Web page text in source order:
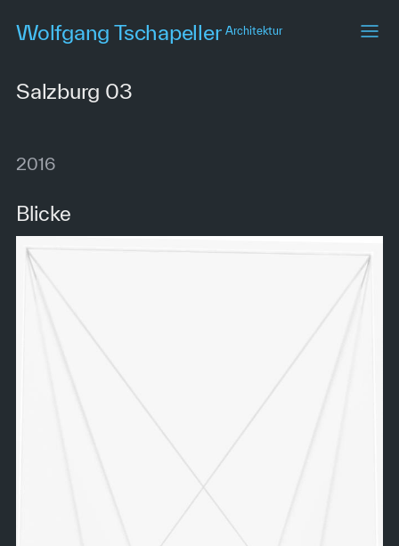
content
Wolfgang TschapellerArchitektur
Salzburg 03
2016
Blicke